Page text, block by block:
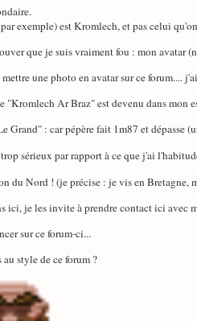
exemple) est Kromlech, et pas celui
que je suis vraiment fou : mon avatar
une photo en avatar sur ce forum....
"Kromlech Ar Braz" est devenu dans
Grand" : car pépère fait 1m87 et
sérieux par rapport à ce que j'ai
du Nord ! (je précise : je vis en
ici, je les invite à prendre contact ici avec
sur ce forum-ci...
style de ce forum ?